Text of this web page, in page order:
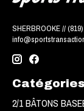
SHERBROOKE //
Catégories
2/1 BÂTONS